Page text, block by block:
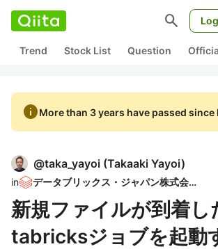
search
Trend Stock List Question
infoMore than 3 years have passed since
@taka_yayoi (Takaaki Yayoi)
in データブリックス・ジャパン株式会社
新規ファイルが到着し
tabricksジョブを起動